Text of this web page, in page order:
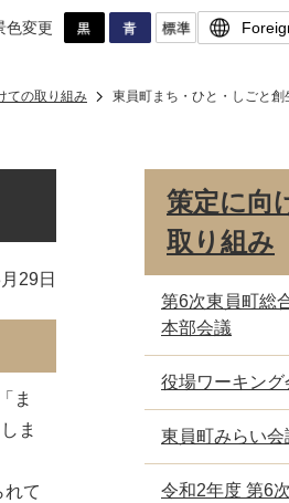
色変更
ての取り組み 東員町まち・ひと・しごと創
29日
ま
ま
て
策定に向
取り組み
第6次東員町総
本部会議
役場ワーキング
東員町みらい会
令和2年度 第6